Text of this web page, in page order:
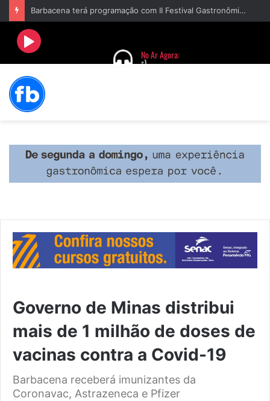
Barbacena terá programação com II Festival Gastronômico e a 4ª Semana da Música nas comemorações dos 235 anos da cidade
Governo de Minas distribui
mais de 1 milhão de doses de
vacinas contra a Covid-19
Barbacena receberá imunizantes da
Coronavac, Astrazeneca e Pfizer